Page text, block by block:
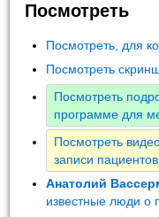
Посмотреть
Посмотреть, для
Посмотреть
Посмотреть
программе для
Посмотреть
записи
Анатолий
известные люди о